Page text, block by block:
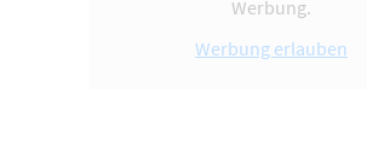
Werbung.
Werbung erlauben